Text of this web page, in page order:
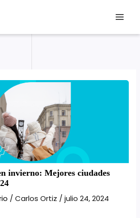
invierno: Mejores ciudades
/Carlos Ortiz /julio 24, 2024